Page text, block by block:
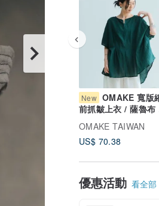
New OMAKE 寬版
前抓皺上衣 / 薩魯布
綠
OMAKE TAIWAN
US$ 70.38
優惠活動 看全部